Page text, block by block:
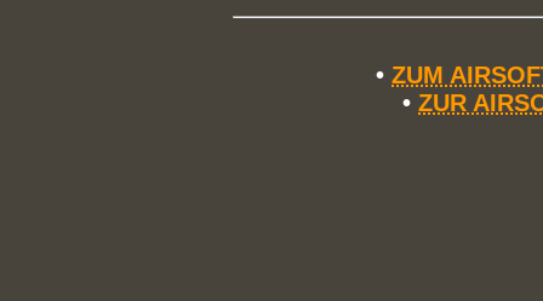
• ZUM
• ZUR